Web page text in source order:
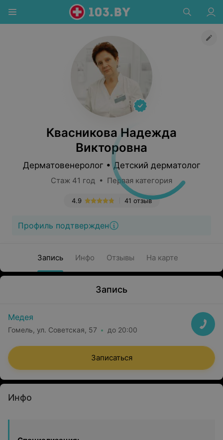
Квасникова Надежда
Викторовна
Дерматовенеролог • Детский дерматолог
Стаж 41 год • Первая категория
41 отзыв
4.9
Профиль подтвержден
Запись Инфо Отзывы На карте
Запись
Медея
Гомель, ул. Советская, 57 до 20:00
Записаться
Инфо